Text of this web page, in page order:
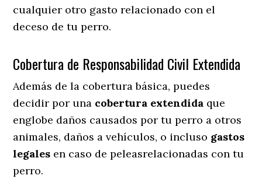
cualquier otro gasto relacionado con el
deceso de tu perro.
Cobertura de Responsabilidad Civil Extendida
Además de la cobertura básica, puedes
decidir por una cobertura extendida que
englobe daños causados por tu perro a otros
animales, daños a vehículos, o incluso gastos
legales en caso de peleasrelacionadas con tu
perro.